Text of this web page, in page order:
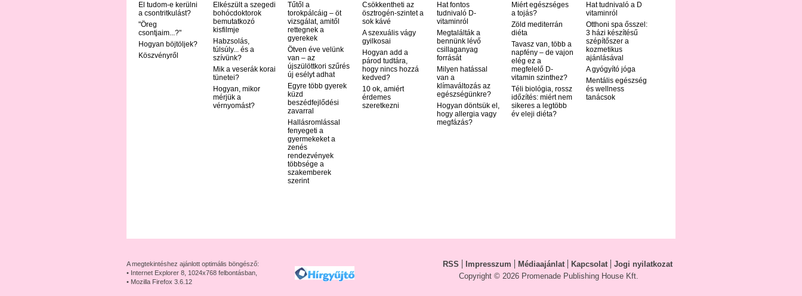
El tudom-e kerülni
a csontritkulást?
"Öreg
csontjaim...?"
Hogyan böjtöljek?
Köszvényről
Elkészült a szegedi
bohócdoktorok
bemutatkozó
kisfilmje
Habzsolás,
túlsúly... és a
szívünk?
Mik a veserák korai
tünetei?
Hogyan, mikor
mérjük a
vérnyomást?
Tűtől a
torokpálcáig – öt
vizsgálat, amitől
rettegnek a
gyerekek
Ötven éve velünk
van – az
újszülöttkori szűrés
új esélyt adhat
Egyre több gyerek
küzd
beszédfejlődési
zavarral
Hallásromlással
fenyegeti a
gyermekeket a
zenés
rendezvények
többsége a
szakemberek
szerint
Csökkentheti az
ösztrogén-szintet a
sok kávé
A szexuális vágy
gyilkosai
Hogyan add a
párod tudtára,
hogy nincs hozzá
kedved?
10 ok, amiért
érdemes
szeretkezni
Hat fontos
tudnivaló D-
vitaminról
Megtalálták a
bennünk lévő
csillaganyag
forrását
Milyen hatással
van a
klímaváltozás az
egészségünkre?
Hogyan döntsük el,
hogy allergia vagy
megfázás?
Miért egészséges
a tojás?
Zöld mediterrán
diéta
Tavasz van, több a
napfény – de vajon
elég ez a
megfelelő D-
vitamin szinthez?
Téli biológia, rossz
időzítés: miért nem
sikeres a legtöbb
év eleji diéta?
Hat tudnivaló a D
vitaminról
Otthoni spa ősszel:
3 házi készítésű
szépítőszer a
kozmetikus
ajánlásával
A gyógyító jóga
Mentális egészség
és wellness
tanácsok
RSS Impresszum Médiaajánlat Kapcsolat
Jogi nyilatkozat
Copyright © 2026 Promenade Publishing House Kft.
A megtekintéshez ajánlott optimális böngésző:
• Internet Explorer 8, 1024x768 felbontásban,
• Mozilla Firefox 3.6.12